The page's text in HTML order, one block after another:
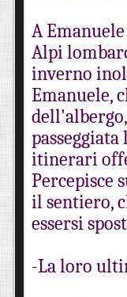
A
Alpi
inverno
Emanuele,
itinerari
Percepisce
il sentiero,
essersi
-La loro